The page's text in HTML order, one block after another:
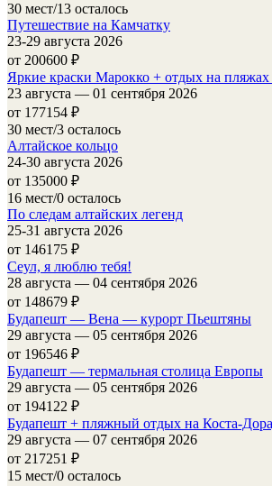
30 мест/13 осталось
Путешествие на Камчатку
23-29 августа 2026
от 200600 ₽
Яркие краски Марокко + отдых на
23 августа — 01 сентября 2026
от 177154 ₽
30 мест/3 осталось
Алтайское кольцо
24-30 августа 2026
от 135000 ₽
16 мест/0 осталось
По следам алтайских легенд
25-31 августа 2026
от 146175 ₽
Сеул, я люблю тебя!
28 августа — 04 сентября 2026
от 148679 ₽
Будапешт — Вена — курорт Пьештяны
29 августа — 05 сентября 2026
от 196546 ₽
Будапешт — термальная столица Европы
29 августа — 05 сентября 2026
от 194122 ₽
Будапешт + пляжный отдых на Коста-
29 августа — 07 сентября 2026
от 217251 ₽
15 мест/0 осталось